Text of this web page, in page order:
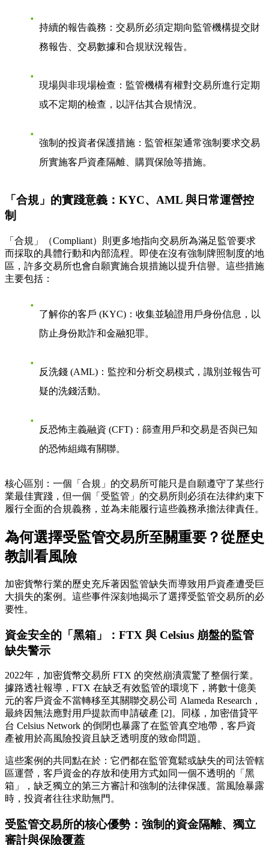
持續的報告義務 ：交易所必須定期向監管機構提交財
務報告、交易數據和合規狀況報告。
現場與非現場檢查 ：監管機構有權對交易所進行定期
或不定期的檢查，以評估其合規情況。
強制的投資者保護措施 ：監管框架通常強制要求交易
所實施客戶資產隔離、購買保險等措施。
「合規」的實踐意義：KYC、AML 與日常運營控
制
「合規」（Compliant）則更多地指向交易所為滿足監管要求
而採取的具體行動和內部流程。即使在沒有強制牌照制度的地
區，許多交易所也會自願實施合規措施以提升信譽。這些措施
主要包括：
了解你的客戶 (KYC) ：收集並驗證用戶身份信息，以
防止身份欺詐和金融犯罪。
反洗錢 (AML) ：監控和分析交易模式，識別並報告可
疑的洗錢活動。
反恐怖主義融資 (CFT) ：篩查用戶和交易是否與已知
的恐怖組織有關聯。
核心區別
：一個「合規」的交易所可能只是自願遵守了某些行
業最佳實踐，但一個「受監管」的交易所則必須在法律約束下
履行全面的合規義務，並為未能履行這些義務承擔法律責任。
為何選擇受監管交易所至關重要？從歷史
教訓看風險
加密貨幣行業的歷史充斥著因監管缺失而導致用戶資產遭受巨
大損失的案例。這些事件深刻地揭示了選擇受監管交易所的必
要性。
資金安全的「黑箱」：FTX 與 Celsius 崩盤的監管
缺失警示
2022年，加密貨幣交易所 FTX 的突然崩潰震驚了整個行業。
據路透社報導，FTX 在缺乏有效監管的環境下，將數十億美
元的客戶資金不當轉移至其關聯交易公司 Alameda Research，
最終因無法應對用戶提款而申請破產 [2]。同樣，加密借貸平
台 Celsius Network 的倒閉也暴露了在監管真空地帶，客戶資
產被用於高風險投資且缺乏透明度的致命問題。
這些案例的共同點在於：它們都在監管寬鬆或缺失的司法管轄
區運營，客戶資金的存放和使用方式如同一個不透明的「黑
箱」，缺乏獨立的第三方審計和強制的法律保護。當風險暴露
時，投資者往往求助無門。
受監管交易所的核心優勢：強制的資金隔離、獨立
審計與保險覆蓋